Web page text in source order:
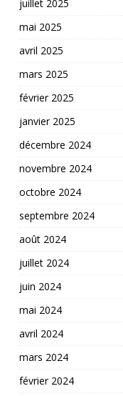
juillet 2025
mai 2025
avril 2025
mars 2025
février 2025
janvier 2025
décembre 2024
novembre 2024
octobre 2024
septembre 2024
août 2024
juillet 2024
juin 2024
mai 2024
avril 2024
mars 2024
février 2024